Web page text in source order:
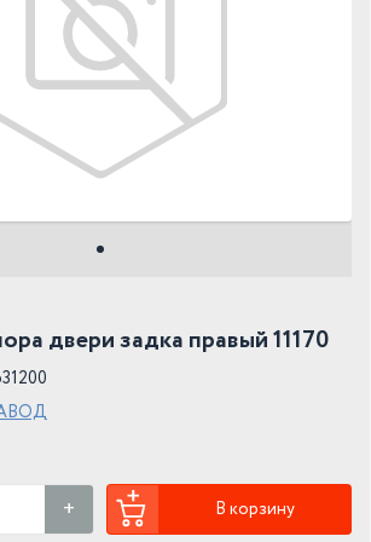
двери задка правый 11170
В корзину